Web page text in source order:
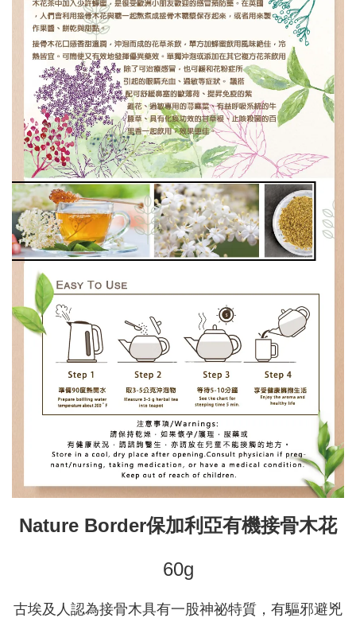
Nature Border保加利亞有機接骨木花
60g
古埃及人認為接骨木具有一股神祕特質，有驅邪避兇